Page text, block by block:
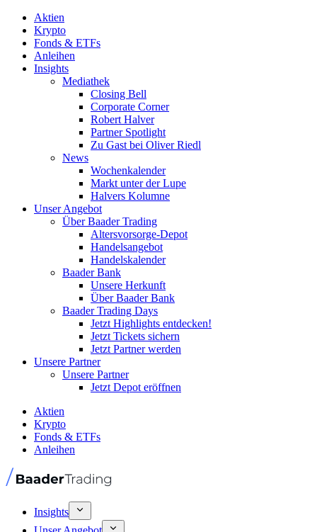
Aktien
Krypto
Fonds & ETFs
Anleihen
Insights
Mediathek
Closing Bell
Corporate Corner
Robert Halver
Partner Spotlight
Zu Gast bei Oliver Riedl
News
Wochenkalender
Markt unter der Lupe
Halvers Kolumne
Unser Angebot
Über Baader Trading
Altersvorsorge-Depot
Handelsangebot
Handelskalender
Baader Bank
Unsere Herkunft
Über Baader Bank
Baader Trading Days
Jetzt Highlights entdecken!
Jetzt Tickets sichern
Jetzt Partner werden
Unsere Partner
Unsere Partner
Jetzt Depot eröffnen
Aktien
Krypto
Fonds & ETFs
Anleihen
Insights